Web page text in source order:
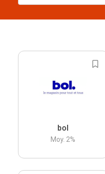
bol
Moy. 2%